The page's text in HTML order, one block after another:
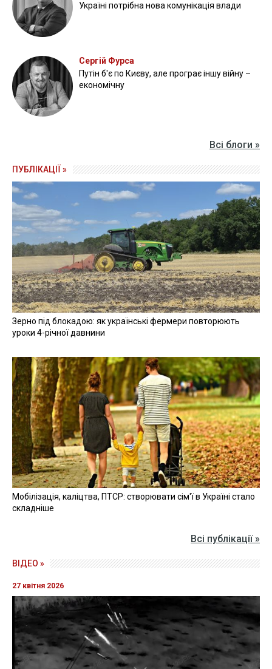
Україні потрібна нова комунікація влади
Сергій Фурса
Путін б'є по Києву, але програє іншу війну –
економічну
Всі блоги »
ПУБЛІКАЦІЇ »
Зерно під блокадою: як українські фермери повторюють
уроки 4-річної давнини
Мобілізація, каліцтва, ПТСР: створювати сім'ї в Україні стало
складніше
Всі публікації »
ВІДЕО »
27 квітня 2026